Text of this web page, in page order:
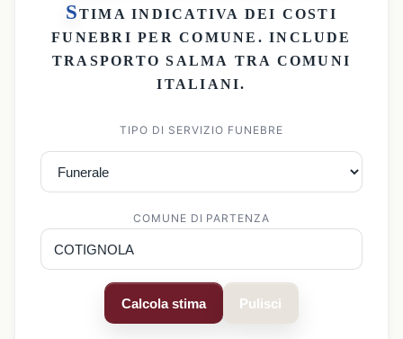
STIMA INDICATIVA DEI COSTI
FUNEBRI PER COMUNE . INCLUDE
TRASPORTO SALMA TRA COMUNI
ITALIANI.
TIPO DI SERVIZIO FUNEBRE
COMUNE DI PARTENZA
Calcola stima Pulisci